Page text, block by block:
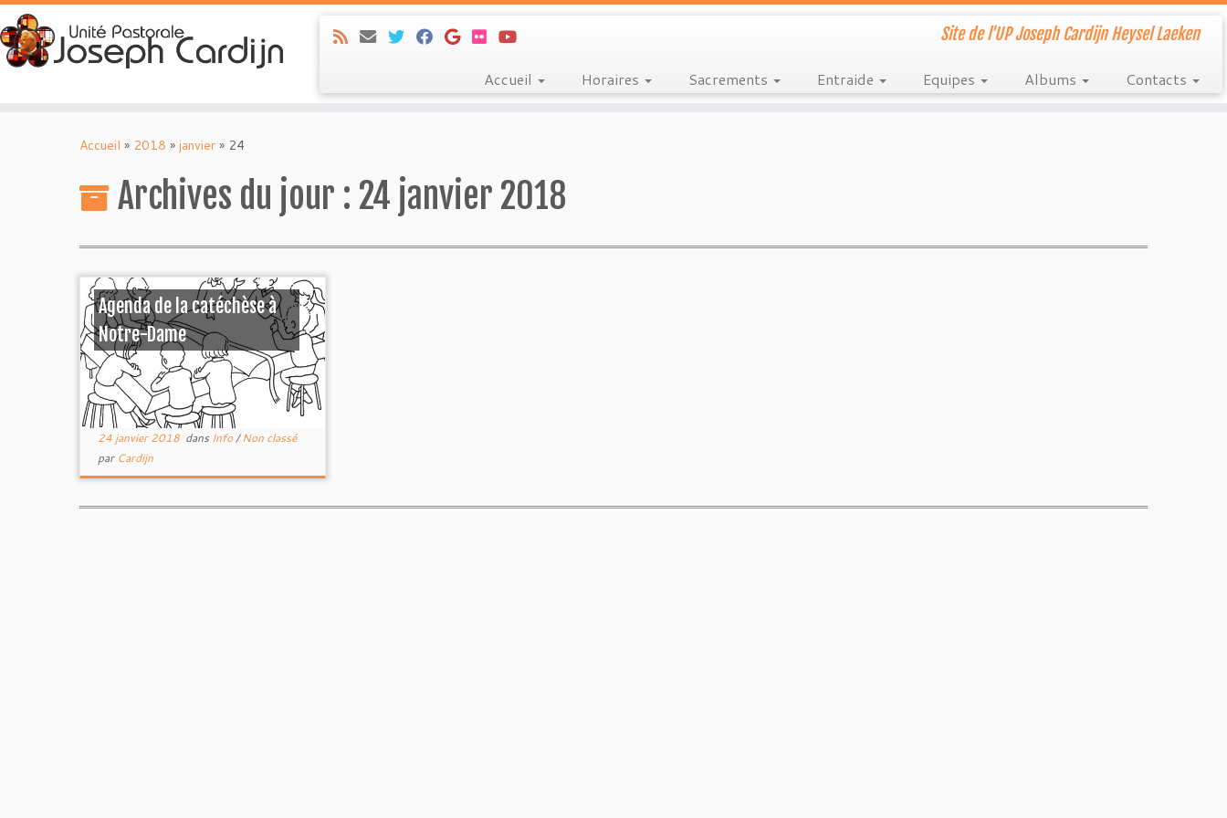
Site de l'UP Joseph Cardijn Heysel Laeken
Accueil Horaires Sacrements Entraide Equipes Albums Contacts
Accueil » 2018 » janvier » 24
Archives du jour : 24 janvier 2018
Agenda de la catéchèse à
Notre-Dame
24 janvier 2018dans Info/Non classé
par Cardijn